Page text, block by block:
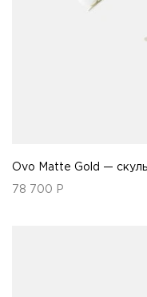
Ovo Matte Gold —
78 700 Р